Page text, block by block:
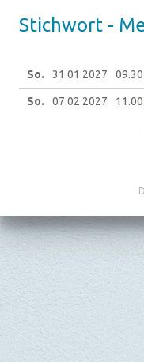
Stich­wort -
So. 31.01.2027 09.30
So. 07.02.2027 11.00